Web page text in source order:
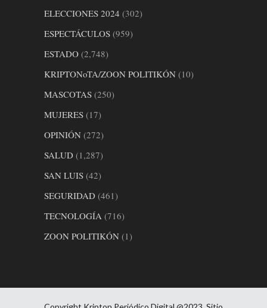
ELECCIONES 2024 (302)
ESPECTÁCULOS (959)
ESTADO (2,748)
KRIPTONoTA/ZOON POLITIKÓN (10)
MASCOTAS (250)
MUJERES (17)
OPINIÓN (272)
SALUD (1,287)
SAN LUIS (42)
SEGURIDAD (461)
TECNOLOGÍA (716)
ZOON POLITIKÓN (1)